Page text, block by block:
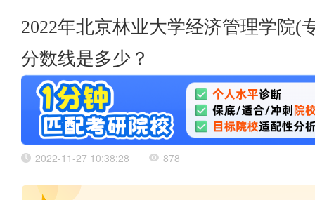
2022年北京林业大学经济管理学院(
分数线是多少？
2022-11-27 10:38:28 878